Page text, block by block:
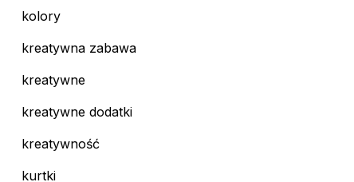
kolory
kreatywna zabawa
kreatywne
kreatywne dodatki
kreatywność
kurtki